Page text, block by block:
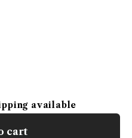
available
cart